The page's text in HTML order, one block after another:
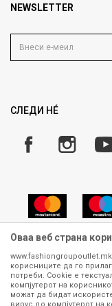
Продавница
Кариера
Политика на
Како да купите
Замена и рефундација
Плаќање
NEWSLETTER
СЛЕДИ НÉ
Сите информации
онлајн продавница се
меѓутоа не можеме да
Оваа веб страна
корисниците да го
потреби. Cookie е
компјутерот на
можат да бидат